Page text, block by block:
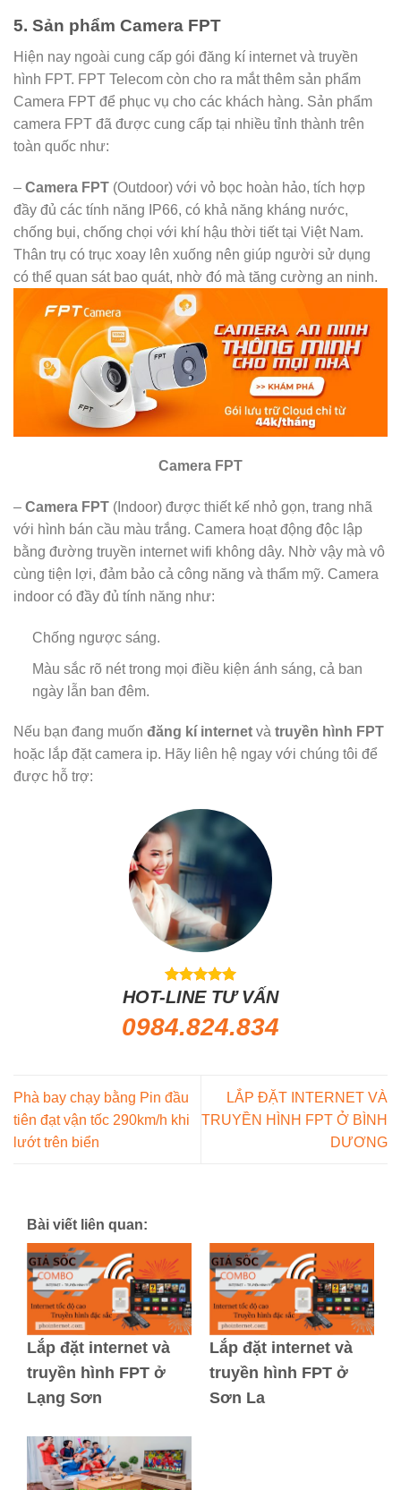
5. Sản phẩm Camera FPT
Hiện nay ngoài cung cấp gói đăng kí internet và truyền
hình FPT. FPT Telecom còn cho ra mắt thêm sản phẩm
Camera FPT để phục vụ cho các khách hàng. Sản phẩm
camera FPT đã được cung cấp tại nhiều tỉnh thành trên
toàn quốc như:
– Camera FPT (Outdoor) với vỏ bọc hoàn hảo, tích hợp
đầy đủ các tính năng IP66, có khả năng kháng nước,
chống bụi, chống chọi với khí hậu thời tiết tại Việt Nam.
Thân trụ có trục xoay lên xuống nên giúp người sử dụng
có thể quan sát bao quát, nhờ đó mà tăng cường an ninh.
Camera FPT
– Camera FPT (Indoor) được thiết kế nhỏ gọn, trang nhã
với hình bán cầu màu trắng. Camera hoạt động độc lập
bằng đường truyền internet wifi không dây. Nhờ vậy mà vô
cùng tiện lợi, đảm bảo cả công năng và thẩm mỹ. Camera
indoor có đầy đủ tính năng như:
Chống ngược sáng.
Màu sắc rõ nét trong mọi điều kiện ánh sáng, cả ban
ngày lẫn ban đêm.
Nếu bạn đang muốn đăng kí internet và truyền hình FPT
hoặc lắp đặt camera ip. Hãy liên hệ ngay với chúng tôi để
được hỗ trợ:
HOT-LINE TƯ VẤN
0984.824.834
Phà bay chạy bằng Pin đầu
tiên đạt vận tốc 290km/h khi
lướt trên biển
LẮP ĐẶT INTERNET VÀ
TRUYỀN HÌNH FPT Ở BÌNH
DƯƠNG
Bài viết liên quan:
Lắp đặt internet và
truyền hình FPT ở
Lạng Sơn
Lắp đặt internet và
truyền hình FPT ở
Sơn La